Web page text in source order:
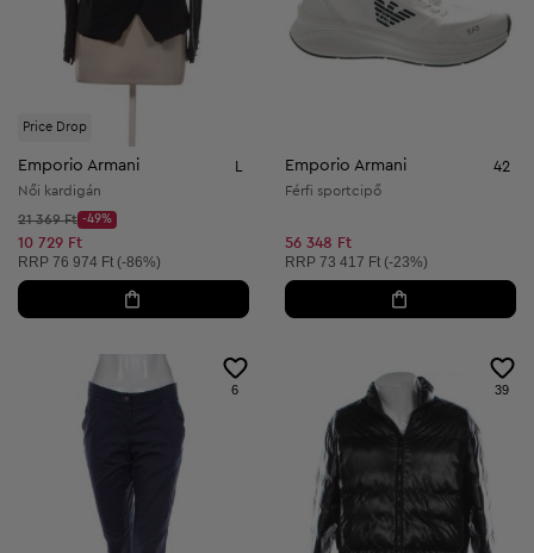
Price Drop
Emporio Armani
Női kardigán
Kezdő ár:
21 369 Ft
Discount Price:
-49%
Csökkentett ár:
10 729 Ft
Ajánlott ár:
RRP 76 974 Ft (-86%)
Emporio Armani 42
Férfi sportcipő
56 348 Ft
Ajánlott ár:
RRP 73 417 Ft (-23%)
6 39